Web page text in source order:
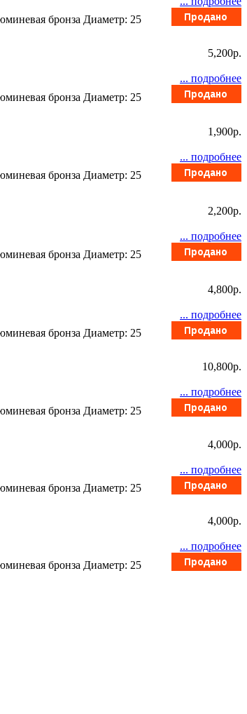
бронза Диаметр: 25
бронза Диаметр: 25
5,200p.
... подробнее
бронза Диаметр: 25
1,900p.
... подробнее
бронза Диаметр: 25
2,200p.
... подробнее
бронза Диаметр: 25
4,800p.
... подробнее
бронза Диаметр: 25
10,800p.
... подробнее
бронза Диаметр: 25
4,000p.
... подробнее
бронза Диаметр: 25
4,000p.
... подробнее